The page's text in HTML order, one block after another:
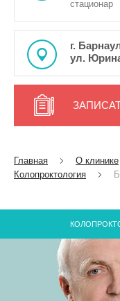
стационар
г.
ул.
Главная О клинике
Колопроктология